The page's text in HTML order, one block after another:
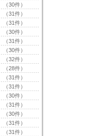
（30件）
（31件）
（31件）
（30件）
（31件）
（30件）
（32件）
（28件）
（31件）
（31件）
（30件）
（31件）
（30件）
（31件）
（31件）